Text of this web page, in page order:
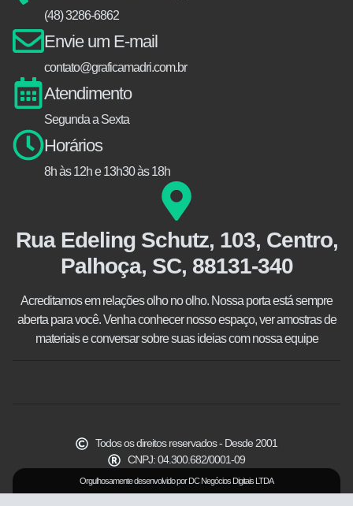
(48) 3286-6862
Envie um E-mail
contato@graficamadri.com.br
Atendimento
Segunda a Sexta
Horários
8h às 12h e 13h30 às 18h
Rua Edeling Schutz, 103, Centro,
Palhoça, SC, 88131-340
Acreditamos em relações olho no olho. Nossa porta está sempre
aberta para você. Venha conhecer nosso espaço, ver amostras de
materiais e conversar sobre suas ideias com nossa equipe
Todos os direitos reservados - Desde 2001
CNPJ: 04.300.682/0001-09
Orgulhosamente desenvolvido por DC Negócios Digitais LTDA